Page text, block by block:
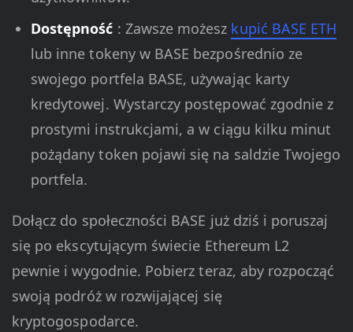
Dostępność : Zawsze możesz kupić BASE ETH
lub inne tokeny w BASE bezpośrednio ze
swojego portfela BASE, używając karty
kredytowej. Wystarczy postępować zgodnie z
prostymi instrukcjami, a w ciągu kilku minut
pożądany token pojawi się na saldzie Twojego
portfela.
Dołącz do społeczności BASE już dziś i poruszaj
się po ekscytującym świecie Ethereum L2
pewnie i wygodnie. Pobierz teraz, aby rozpocząć
swoją podróż w rozwijającej się
kryptogospodarce.